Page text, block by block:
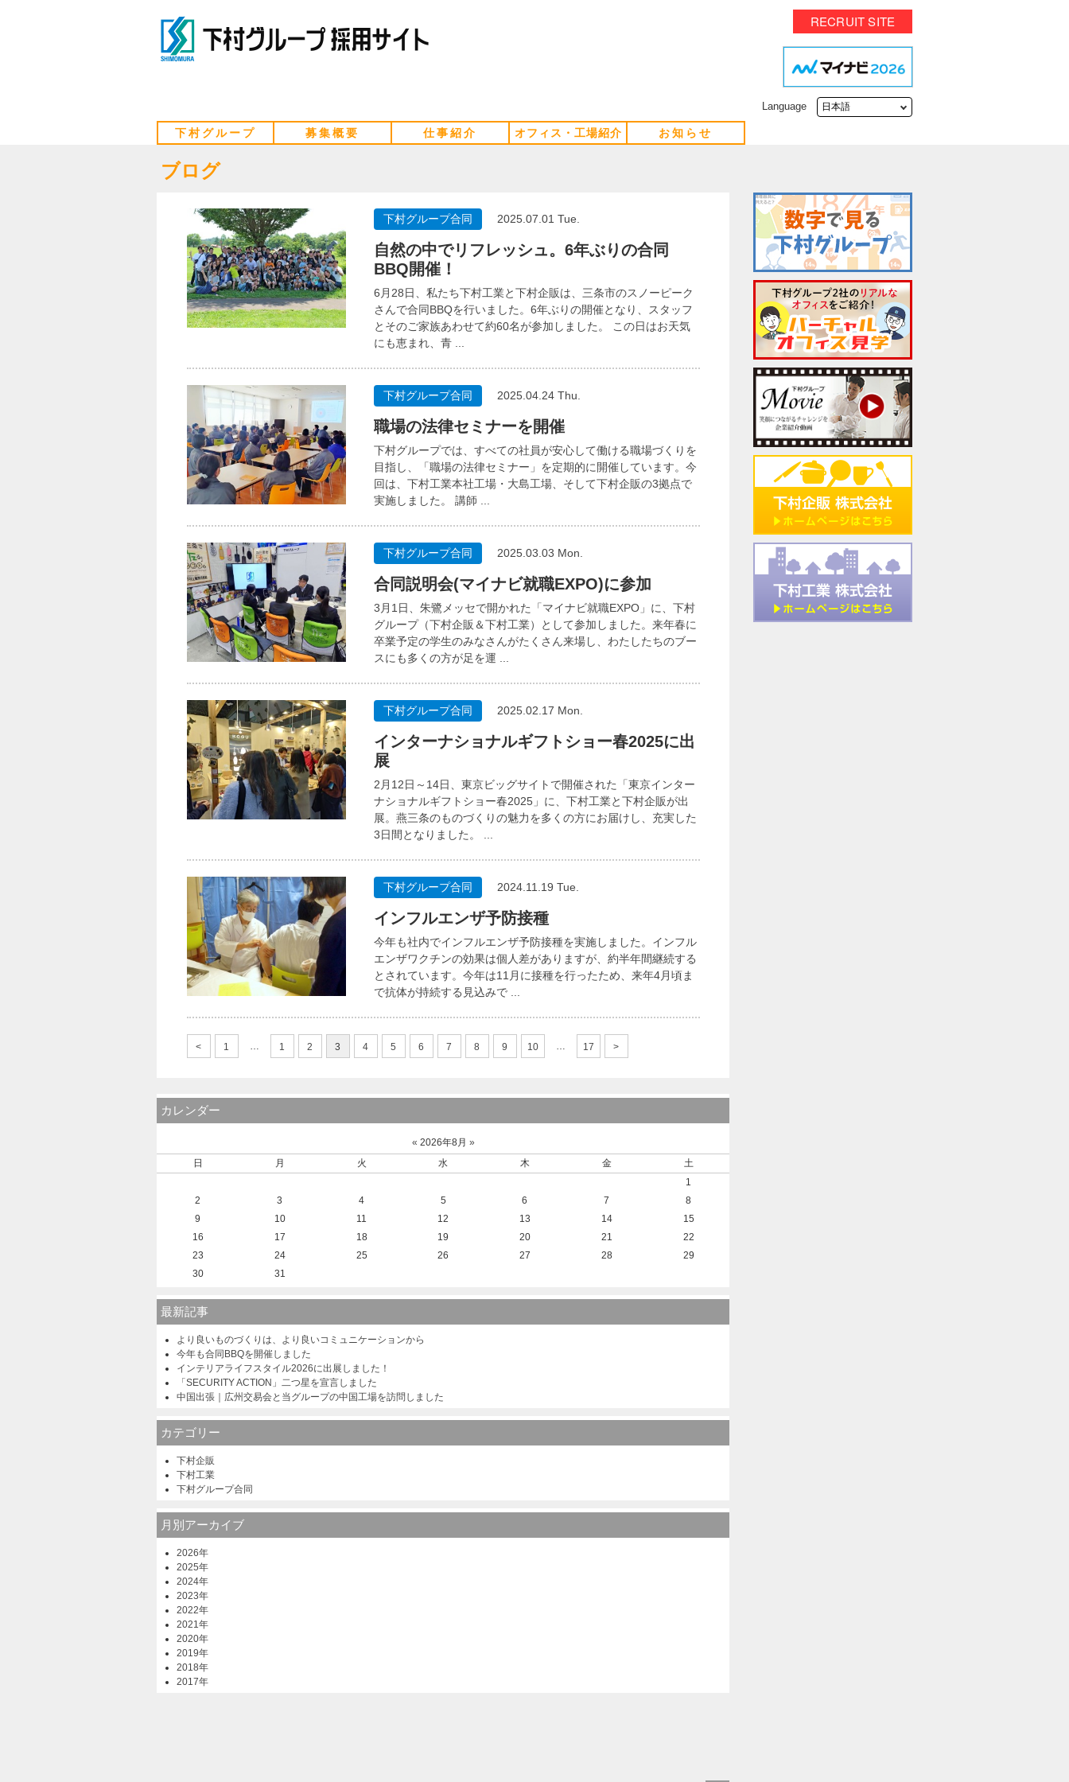
RECRUIT SITE
下村グループ 募集概要 仕事紹介 オフィス・工場紹介 お知らせ
Language
ブログ
下村グループ合同 2025.07.01 Tue.
自然の中でリフレッシュ。6年ぶりの合同
BBQ開催！
6月28日、私たち下村工業と下村企販は、三条市のスノーピーク
さんで合同BBQを行いました。6年ぶりの開催となり、スタッフ
とそのご家族あわせて約60名が参加しました。 この日はお天気
にも恵まれ、青 ...
下村グループ合同 2025.04.24 Thu.
職場の法律セミナーを開催
下村グループでは、すべての社員が安心して働ける職場づくりを
目指し、「職場の法律セミナー」を定期的に開催しています。今
回は、下村工業本社工場・大島工場、そして下村企販の3拠点で
実施しました。 講師 ...
下村グループ合同 2025.03.03 Mon.
合同説明会(マイナビ就職EXPO)に参加
3月1日、朱鷺メッセで開かれた「マイナビ就職EXPO」に、下村
グループ（下村企販＆下村工業）として参加しました。来年春に
卒業予定の学生のみなさんがたくさん来場し、わたしたちのブー
スにも多くの方が足を運 ...
下村グループ合同 2025.02.17 Mon.
インターナショナルギフトショー春2025に出
展
2月12日～14日、東京ビッグサイトで開催された「東京インター
ナショナルギフトショー春2025」に、下村工業と下村企販が出
展。燕三条のものづくりの魅力を多くの方にお届けし、充実した
3日間となりました。 ...
下村グループ合同 2024.11.19 Tue.
インフルエンザ予防接種
今年も社内でインフルエンザ予防接種を実施しました。インフル
エンザワクチンの効果は個人差がありますが、約半年間継続する
とされています。今年は11月に接種を行ったため、来年4月頃ま
で抗体が持続する見込みで ...
1 … 1 2 3 4 5 6 7 8 9 10 … 17
カレンダー
« 2026年8月 »
日
月 火 水 木 金
土
1
2
3 4 5 6 7
8
9
10 11 12 13 14
15
16
17 18 19 20 21
22
23
24 25 26 27 28
29
30
31
最新記事
より良いものづくりは、より良いコミュニケーションから
今年も合同BBQを開催しました
インテリアライフスタイル2026に出展しました！
「SECURITY ACTION」二つ星を宣言しました
中国出張｜広州交易会と当グループの中国工場を訪問しました
カテゴリー
下村企販
下村工業
下村グループ合同
月別アーカイブ
2026年
2025年
2024年
2023年
2022年
2021年
2020年
2019年
2018年
2017年